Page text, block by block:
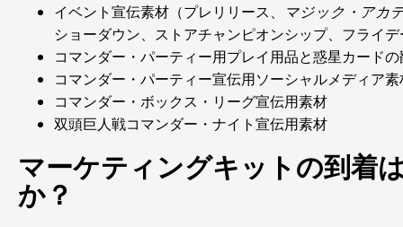
イベント宣伝素材（プレリリース、
マジック・アカ
ショーダウン、ストアチャンピオンシップ、フライ
コマンダー・パーティー用プレイ用品と惑星カード
コマンダー・パーティー宣伝用ソーシャルメディア素
コマンダー・ボックス・リーグ宣伝用素材
双頭巨人戦コマンダー・ナイト宣伝用素材
マーケティングキットの到着
か？